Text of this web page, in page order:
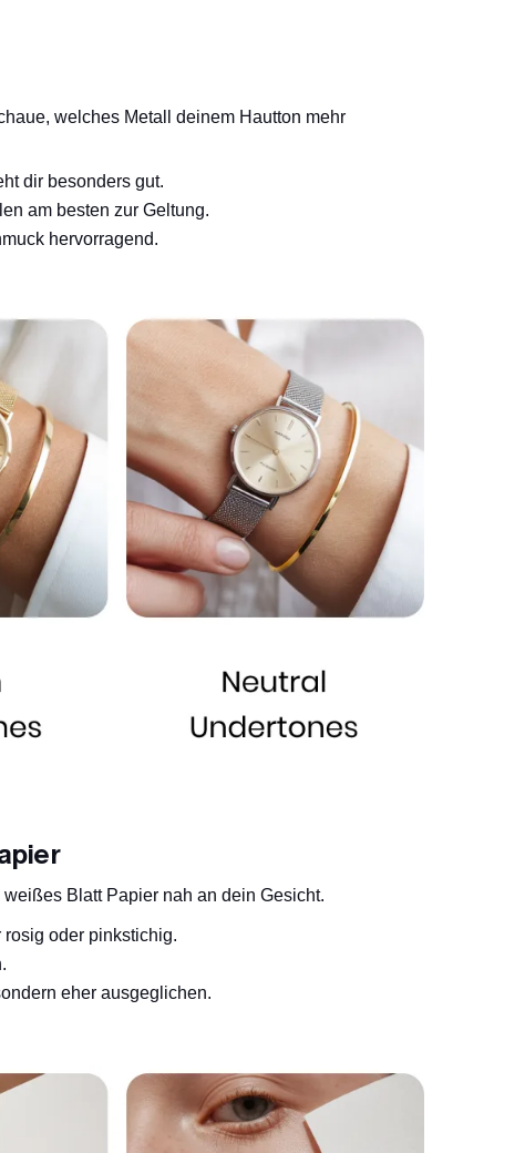
welches Metall deinem Hautton mehr
dir besonders gut.
am besten zur Geltung.
hervorragend.
Blatt Papier nah an dein Gesicht.
oder pinkstichig.
eher ausgeglichen.